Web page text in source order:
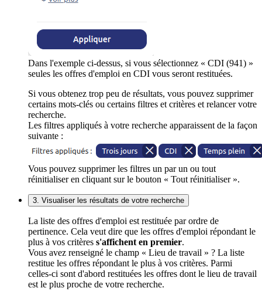
Dans l'exemple ci-dessus, si vous sélectionnez « CDI (941) »
seules les offres d'emploi en CDI vous seront restituées.
Si vous obtenez trop peu de résultats, vous pouvez supprimer
certains mots-clés ou certains filtres et critères et relancer votre
recherche.
Les filtres appliqués à votre recherche apparaissent de la façon
suivante :
Vous pouvez supprimer les filtres un par un ou tout
réinitialiser en cliquant sur le bouton « Tout réinitialiser ».
3. Visualiser les résultats de votre recherche
La liste des offres d'emploi est restituée par ordre de
pertinence. Cela veut dire que les offres d'emploi répondant le
plus à vos critères s'affichent en premier.
Vous avez renseigné le champ « Lieu de travail » ? La liste
restitue les offres répondant le plus à vos critères. Parmi
celles-ci sont d'abord restituées les offres dont le lieu de travail
est le plus proche de votre recherche.